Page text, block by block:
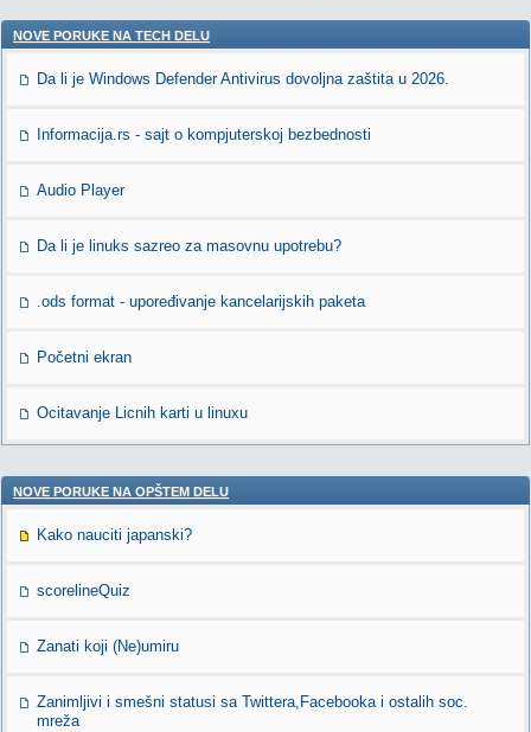
NOVE PORUKE NA TECH DELU
Da li je Windows Defender Antivirus dovoljna zaštita u 2026.
Informacija.rs - sajt o kompjuterskoj bezbednosti
Audio Player
Da li je linuks sazreo za masovnu upotrebu?
.ods format - upoređivanje kancelarijskih paketa
Početni ekran
Ocitavanje Licnih karti u linuxu
NOVE PORUKE NA OPŠTEM DELU
Kako nauciti japanski?
scorelineQuiz
Zanati koji (Ne)umiru
Zanimljivi i smešni statusi sa Twittera,Facebooka i ostalih soc.
mreža